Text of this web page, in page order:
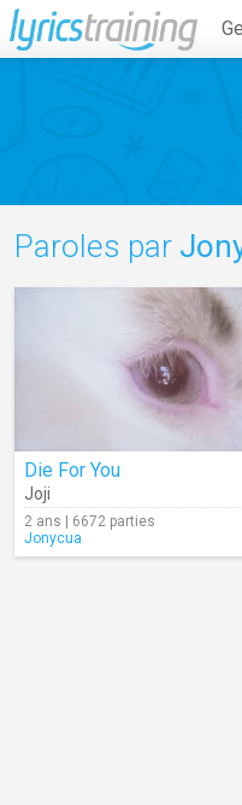
Paroles par
Die For You
Joji
2 ans | 6672 parties
Jonycua